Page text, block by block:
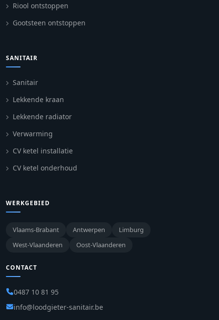
Riool ontstoppen
Gootsteen ontstoppen
SANITAIR
Sanitair
Lekkende kraan
Lekkende radiator
Verwarming
CV ketel installatie
CV ketel onderhoud
WERKGEBIED
Vlaams-Brabant Antwerpen
Limburg
West-Vlaanderen
Oost-Vlaanderen
CONTACT
0487 10 81 95
info@loodgieter-sanitair.be